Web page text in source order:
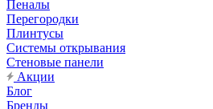
Пеналы
Перегородки
Плинтусы
Системы открывания
Стеновые панели
Акции
Блог
Бренды